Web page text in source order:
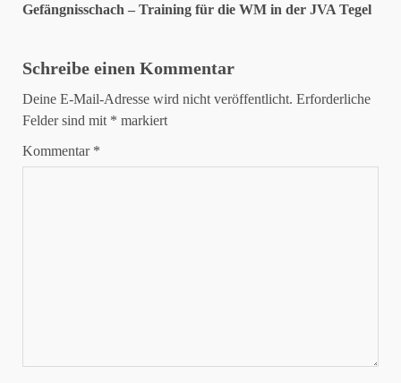
Gefängnisschach – Training für die WM in der JVA Tegel
Schreibe einen Kommentar
Deine E-Mail-Adresse wird nicht veröffentlicht. Erforderliche
Felder sind mit * markiert
Kommentar *